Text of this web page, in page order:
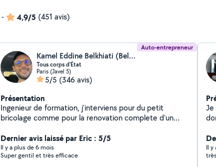
- 4,9/5 (451 avis)
Auto-entrepreneur
Kamel Eddine Belkhiati (Belkhiati kamel)
Tous corps d'État
Paris (Javel 5)
5/5 (346 avis)
Présentation
Ingenieur de formation, j'interviens pour du petit
bricolage comme pour la renovation complete d'un
d'un electricien batiment, d'un plombier chauffagiste,
d'un peintre, d'un plaquiste et d'un carreleur.
Dernier avis laissé par Eric : 5/5
Il y a plus de 6 mois
Super gentil et très efficace
Je
Il y